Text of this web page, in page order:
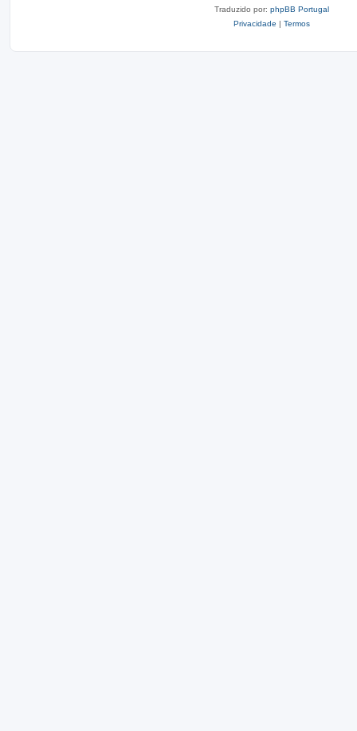
Traduzido por: phpBB Portugal
Privacidade | Termos